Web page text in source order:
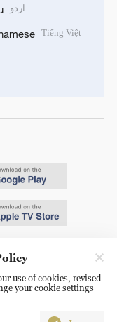
اردو
Tiếng Việt
use of cookies, revised
your cookie settings